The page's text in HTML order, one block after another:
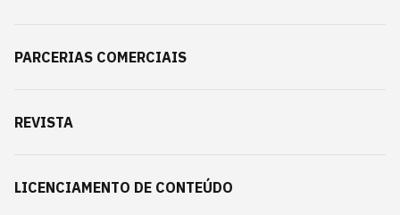
PARCERIAS COMERCIAIS
REVISTA
LICENCIAMENTO DE CONTEÚDO